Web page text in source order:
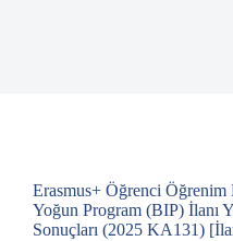
Erasmus+ Öğrenci
Yoğun Program (BIP) İlanı
Sonuçları (2025 KA131)